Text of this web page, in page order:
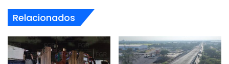
Relacionados